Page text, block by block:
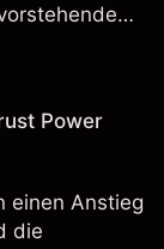
für
Power
einen Anstieg
die